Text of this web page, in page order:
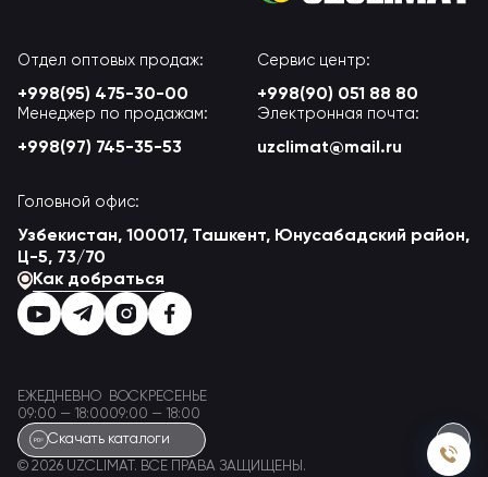
Отдел оптовых продаж:
+998(95) 475-30-00
Сервис центр:
+998(90) 051 88 80
Менеджер по продажам:
+998(97) 745-35-53
Электронная почта:
uzclimat@mail.ru
Головной офис:
Узбекистан, 100017, Ташкент, Юнусабадский район,
Ц-5, 73/70
Как добраться
ЕЖЕДНЕВНО
09:00 — 18:00
ВОСКРЕСЕНЬЕ
09:00 — 18:00
Скачать каталоги
© 2026 UZCLIMAT. ВСЕ ПРАВА ЗАЩИЩЕНЫ.